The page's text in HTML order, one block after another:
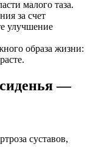
малого таза.
за счет
улучшение
образа жизни:
—
суставов,